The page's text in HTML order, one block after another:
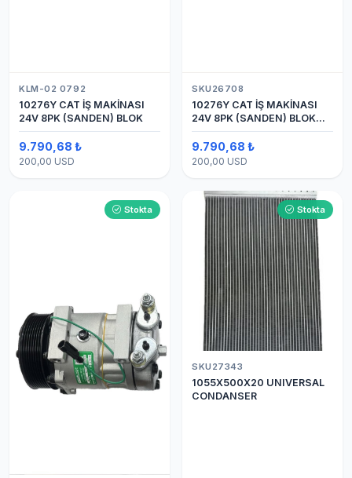
KLM-02 0792
10276Y CAT İŞ MAKİNASI
24V 8PK (SANDEN) BLOK
9.790,68 ₺
200,00 USD
SKU26708
10276Y CAT İŞ MAKİNASI
24V 8PK (SANDEN) BLOK
SAPLAMALI KLİMA
KOMPRESÖRÜ 7H15
9.790,68 ₺
200,00 USD
Stokta Stokta
SKU27343
1055X500X20 UNIVERSAL
CONDANSER